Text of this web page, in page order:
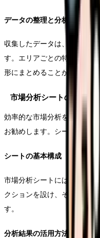
データの整理と分析
収集したデータは、市場分
す。エリアごとの特性や傾
形にまとめることが重要です
市場分析シートの活用
効率的な市場分析を行うた
お勧めします。シートの構成
シートの基本構成
市場分析シートには、地域
クションを設け、それぞれ
す。
分析結果の活用方法